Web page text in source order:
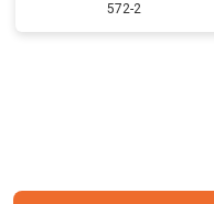
572-2